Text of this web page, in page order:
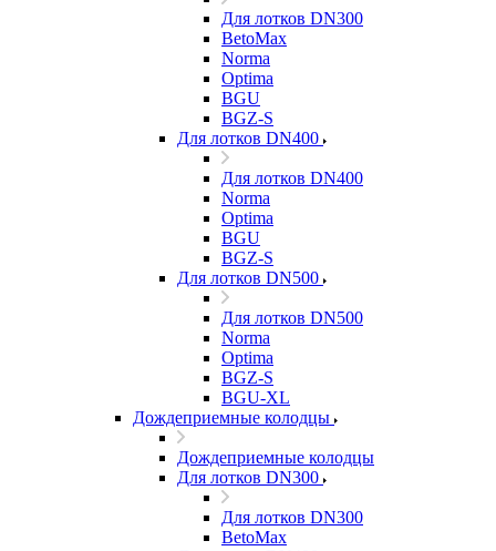
Для лотков DN300
BetoMax
Norma
Optima
BGU
BGZ-S
Для лотков DN400
Для лотков DN400
Norma
Optima
BGU
BGZ-S
Для лотков DN500
Для лотков DN500
Norma
Optima
BGZ-S
BGU-XL
Дождеприемные колодцы
Дождеприемные колодцы
Для лотков DN300
Для лотков DN300
BetoMax